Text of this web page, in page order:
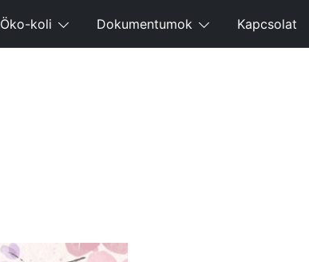
Öko-koli Dokumentumok Kapcsolat